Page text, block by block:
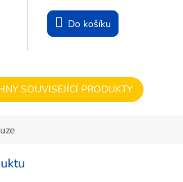
Do košíku
SOUVISEJÍCÍ PRODUKTY